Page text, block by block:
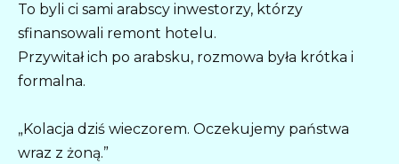
To byli ci sami arabscy inwestorzy, którzy
sfinansowali remont hotelu.
Przywitał ich po arabsku, rozmowa była krótka i
formalna.
„Kolacja dziś wieczorem. Oczekujemy państwa
wraz z żoną.”